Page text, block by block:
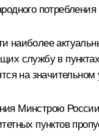
наиболее
службу в
на
Минстрою
пунктов